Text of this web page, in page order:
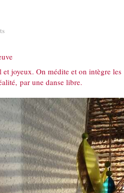
joyeux. On médite et on intègre les
par une danse libre.